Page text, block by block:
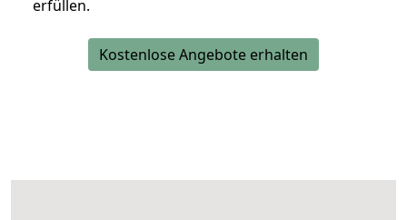
erfüllen.
Kostenlose Angebote erhalten